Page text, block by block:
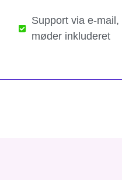
Support via e-
møder inkluderet